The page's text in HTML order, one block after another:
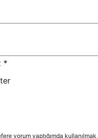
*
yorum yaptığımda kullanılmak